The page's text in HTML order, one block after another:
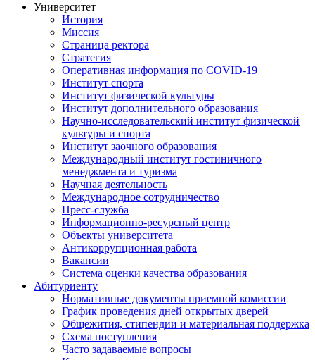
Университет
История
Миссия
Страница ректора
Стратегия
Оперативная информация по COVID-19
Институт спорта
Институт физической культуры
Институт дополнительного образования
Научно-исследовательский институт физической
культуры и спорта
Институт заочного образования
Международный институт гостиничного
менеджмента и туризма
Научная деятельность
Международное сотрудничество
Пресс-служба
Информационно-ресурсный центр
Объекты университета
Антикоррупционная работа
Вакансии
Система оценки качества образования
Абитуриенту
Нормативные документы приемной комиссии
График проведения дней открытых дверей
Общежития, стипендии и материальная поддержка
Схема поступления
Часто задаваемые вопросы